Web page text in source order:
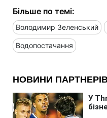
Більше по темі:
Володимир Зеленський
Водопостачання